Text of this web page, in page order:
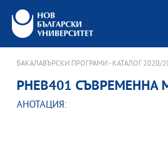
БАКАЛАВЪРСКИ ПРОГРАМИ - КАТАЛОГ 2020/
PHEB401
АНОТАЦИЯ: